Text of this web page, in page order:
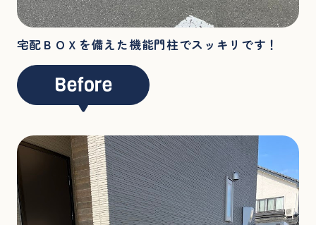
宅配ＢＯＸを備えた機能門柱でスッキリです！